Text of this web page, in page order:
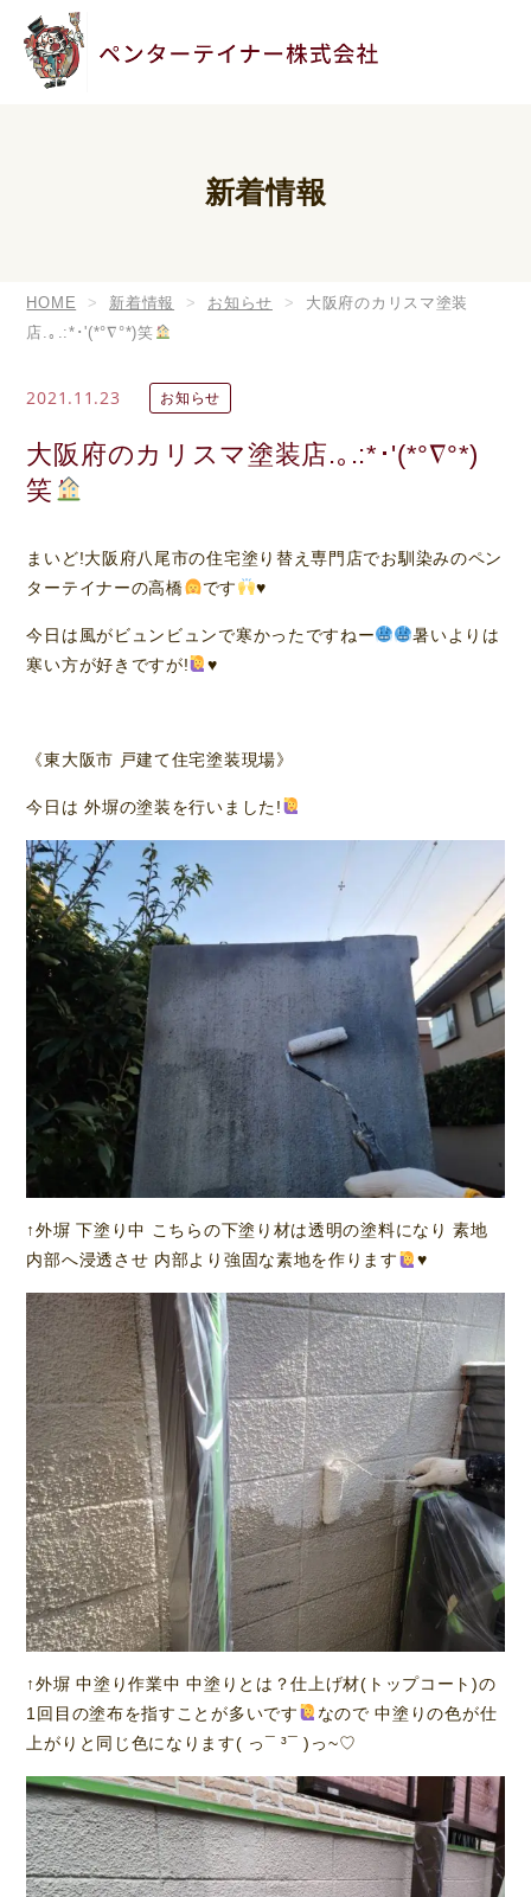
新着情報
HOME 新着情報 お知らせ
大阪府のカリスマ塗装
店.｡.:*･'(*°∇°*)笑
2021.11.23 お知らせ
大阪府のカリスマ塗装店.｡.:*･'(*°∇°*)
笑
まいど!大阪府八尾市の住宅塗り替え専門店でお馴染みのペン
ターテイナーの高橋
です ♥️
今日は風がビュンビュンで寒かったですねー
暑いよりは
寒い方が好きですが!
♥️
《東大阪市 戸建て住宅塗装現場》
今日は 外塀の塗装を行いました!
↑外塀 下塗り中 こちらの下塗り材は透明の塗料になり 素地
内部へ浸透させ 内部より強固な素地を作ります
♥️
↑外塀 中塗り作業中 中塗りとは？仕上げ材(トップコート)の
1回目の塗布を指すことが多いです
なので 中塗りの色が仕
上がりと同じ色になります( っ¯ ³¯ )っ~♡